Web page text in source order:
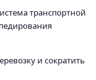
транспортной
и сократить